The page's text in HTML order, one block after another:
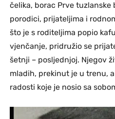
čelika, borac Prve
porodici, prijateljima i
što je s roditeljima popio
vjenčanje, pridružio se
šetnji – posljednjoj. Njegov
mladih, prekinut je u trenu,
radosti koje je nosio sa